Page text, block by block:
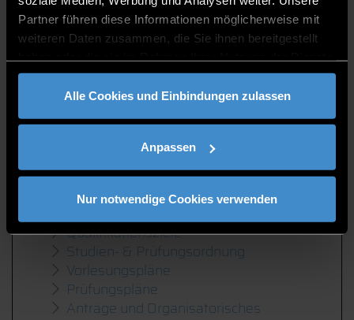
Partner führen diese Informationen möglicherweise mit
weiteren Daten zusammen, die Sie ihnen bereitgestellt
gesammelt haben.
Alle Cookies und Einbindungen zulassen
Anpassen
Nur notwendige Cookies verwenden
Das ärztliche Attest ist bei der Teilnahme am EFV entsprechend dem
verlinkten Formular vorzulegen. In Bayern wird die Durchführung der
Beratungsstellendes BSÄV und BLSV angeboten.
Links & Kontakt
Quicklinks
Bewerbung
Modulhandbuch
Qualifikationsziele
Studien- & Prüfungsordnung
Vorlesungspläne
Prüfungspläne
Anträge und Organisatorisches